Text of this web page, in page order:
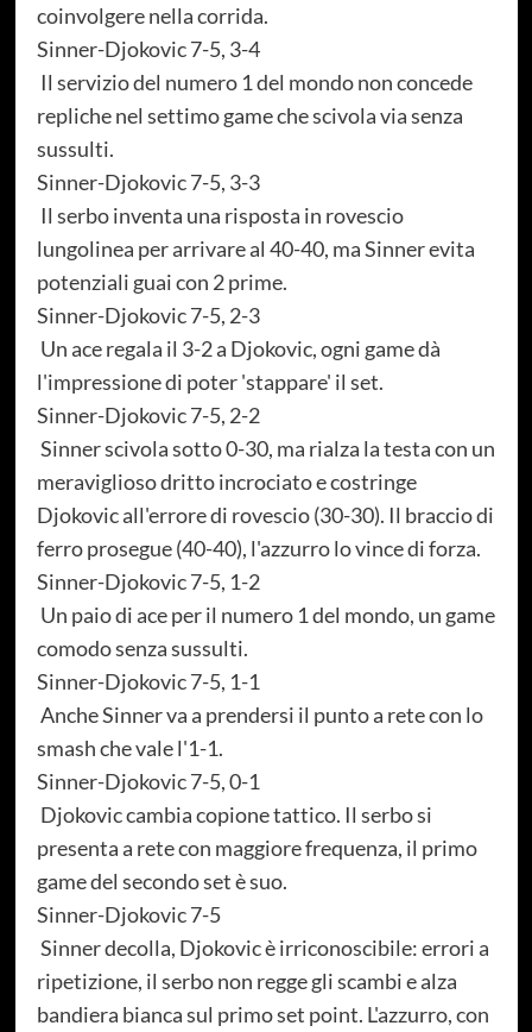
coinvolgere nella corrida.
Sinner-Djokovic 7-5, 3-4
Il servizio del numero 1 del mondo non concede
repliche nel settimo game che scivola via senza
sussulti.
Sinner-Djokovic 7-5, 3-3
Il serbo inventa una risposta in rovescio
lungolinea per arrivare al 40-40, ma Sinner evita
potenziali guai con 2 prime.
Sinner-Djokovic 7-5, 2-3
Un ace regala il 3-2 a Djokovic, ogni game dà
l'impressione di poter 'stappare' il set.
Sinner-Djokovic 7-5, 2-2
Sinner scivola sotto 0-30, ma rialza la testa con un
meraviglioso dritto incrociato e costringe
Djokovic all'errore di rovescio (30-30). Il braccio di
ferro prosegue (40-40), l'azzurro lo vince di forza.
Sinner-Djokovic 7-5, 1-2
Un paio di ace per il numero 1 del mondo, un game
comodo senza sussulti.
Sinner-Djokovic 7-5, 1-1
Anche Sinner va a prendersi il punto a rete con lo
smash che vale l'1-1.
Sinner-Djokovic 7-5, 0-1
Djokovic cambia copione tattico. Il serbo si
presenta a rete con maggiore frequenza, il primo
game del secondo set è suo.
Sinner-Djokovic 7-5
Sinner decolla, Djokovic è irriconoscibile: errori a
ripetizione, il serbo non regge gli scambi e alza
bandiera bianca sul primo set point. L'azzurro, con